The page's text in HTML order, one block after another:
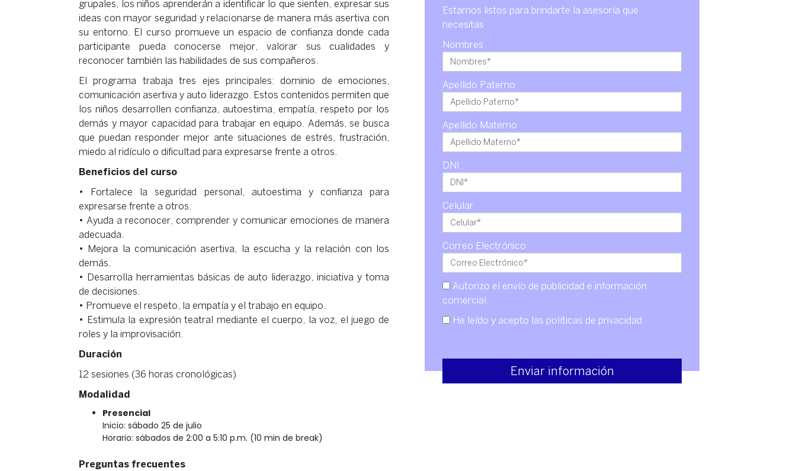
grupales, los niños aprenderán a identificar lo que sienten, expresar sus
ideas con mayor seguridad y relacionarse de manera más asertiva con
su entorno. El curso promueve un espacio de confianza donde cada
participante pueda conocerse mejor, valorar sus cualidades y
reconocer también las habilidades de sus compañeros.
El programa trabaja tres ejes principales: dominio de emociones,
comunicación asertiva y auto liderazgo. Estos contenidos permiten que
los niños desarrollen confianza, autoestima, empatía, respeto por los
demás y mayor capacidad para trabajar en equipo. Además, se busca
que puedan responder mejor ante situaciones de estrés, frustración,
miedo al ridículo o dificultad para expresarse frente a otros.
Beneficios del curso
• Fortalece la seguridad personal, autoestima y confianza para
expresarse frente a otros.
• Ayuda a reconocer, comprender y comunicar emociones de manera
adecuada.
• Mejora la comunicación asertiva, la escucha y la relación con los
demás.
• Desarrolla herramientas básicas de auto liderazgo, iniciativa y toma
de decisiones.
• Promueve el respeto, la empatía y el trabajo en equipo.
• Estimula la expresión teatral mediante el cuerpo, la voz, el juego de
roles y la improvisación.
Duración
12 sesiones (36 horas cronológicas)
Modalidad
Presencial
Inicio: sábado 25 de julio
Horario: sábados de 2:00 a 5:10 p.m. (10 min de break)
Preguntas frecuentes
Estamos listos para brindarte la asesoría que
necesitas
Nombres
Apellido Paterno
Apellido Materno
DNI
Celular
Correo Electrónico
Autorizo el envío de publicidad e información
comercial.
He leído y acepto las políticas de privacidad